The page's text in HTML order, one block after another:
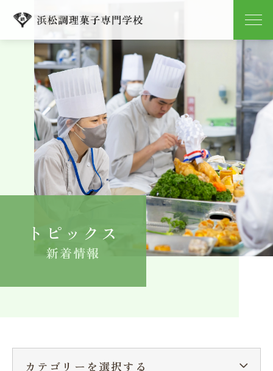
学校紹介
学科紹介
キャンパスライフ
就職
よくある質問
卒業生の方へ在学生へ一般の方へ（教室・講習会）
トピックス
新着情報
カテゴリーを選択する